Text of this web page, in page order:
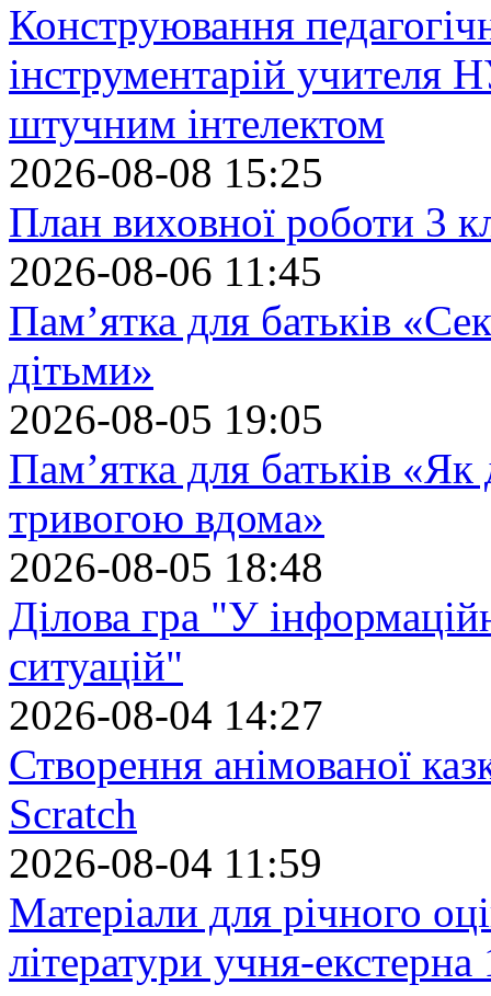
Конструювання
інструментарій учителя
штучним інтелектом
2026-08-08 15:25
План виховної роботи 3
2026-08-06 11:45
Пам’ятка для батьків
дітьми»
2026-08-05 19:05
Пам’ятка для батьків
тривогою вдома»
2026-08-05 18:48
Ділова гра "У
ситуацій"
2026-08-04 14:27
Створення анімованої
Scratch
2026-08-04 11:59
Матеріали для річного
літератури учня-екстерна